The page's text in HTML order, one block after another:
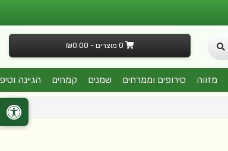
0 מוצרים - ₪0.00
מזווה סירופים וממרחים שמנים קמחים הגיינה